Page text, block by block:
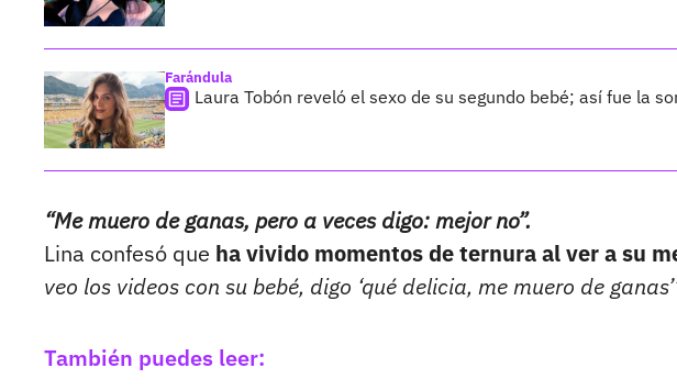
Farándula
Laura Tobón reveló el sexo de su segundo bebé; así fue la
“Me muero de ganas, pero a veces digo: mejor no”.
Lina confesó que ha vivido momentos de ternura al ver a su
veo los videos con su bebé, digo ‘qué delicia, me muero de
También puedes leer: